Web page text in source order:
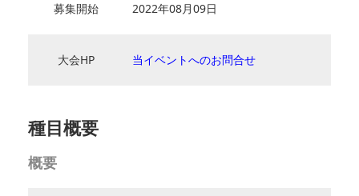
募集開始 2022年08月09日
大会HP 当イベントへのお問合せ
種目概要
概要